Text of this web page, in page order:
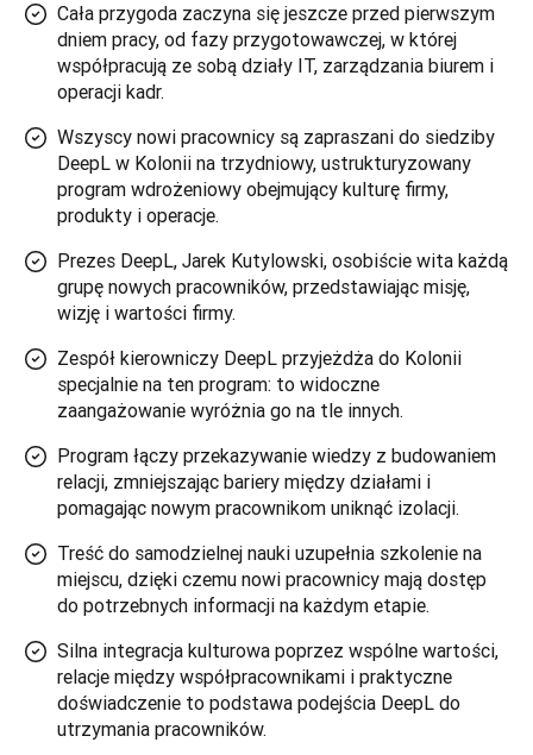
Cała przygoda zaczyna się jeszcze przed pierwszym
dniem pracy, od fazy przygotowawczej, w której
współpracują ze sobą działy IT, zarządzania biurem i
operacji kadr.
Wszyscy nowi pracownicy są zapraszani do siedziby
DeepL w Kolonii na trzydniowy, ustrukturyzowany
program wdrożeniowy obejmujący kulturę firmy,
produkty i operacje.
Prezes DeepL, Jarek Kutylowski, osobiście wita każdą
grupę nowych pracowników, przedstawiając misję,
wizję i wartości firmy.
Zespół kierowniczy DeepL przyjeżdża do Kolonii
specjalnie na ten program: to widoczne
zaangażowanie wyróżnia go na tle innych.
Program łączy przekazywanie wiedzy z budowaniem
relacji, zmniejszając bariery między działami i
pomagając nowym pracownikom uniknąć izolacji.
Treść do samodzielnej nauki uzupełnia szkolenie na
miejscu, dzięki czemu nowi pracownicy mają dostęp
do potrzebnych informacji na każdym etapie.
Silna integracja kulturowa poprzez wspólne wartości,
relacje między współpracownikami i praktyczne
doświadczenie to podstawa podejścia DeepL do
utrzymania pracowników.